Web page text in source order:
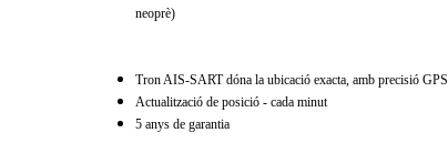
neoprè)
Tron AIS-SART dóna la ubicació exacta, amb precisió GPS
Actualització de posició - cada minut
5 anys de garantia